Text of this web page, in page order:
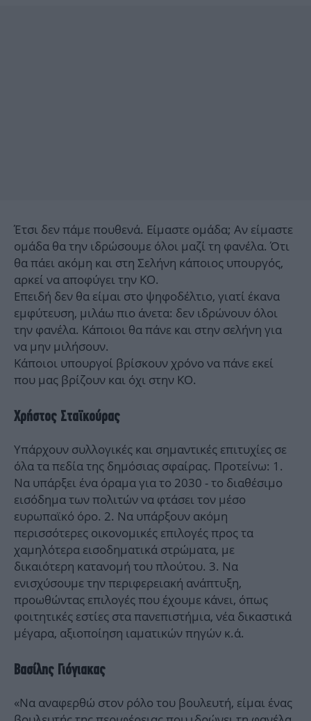
Έτσι δεν πάμε πουθενά. Είμαστε ομάδα; Αν είμαστε
ομάδα θα την ιδρώσουμε όλοι μαζί τη φανέλα. Ότι
θα πάει ακόμη και στη Σελήνη κάποιος υπουργός,
αρκεί να αποφύγει την ΚΟ.
Επειδή δεν θα είμαι στο ψηφοδέλτιο, γιατί έκανα
εμφύτευση, μιλάω πιο άνετα: δεν ιδρώνουν όλοι
την φανέλα. Κάποιοι θα πάνε και στην σελήνη για
να μην μιλήσουν.
Κάποιοι υπουργοί βρίσκουν χρόνο να πάνε εκεί
που μας βρίζουν και όχι στην ΚΟ.
Χρήστος Σταϊκούρας
Υπάρχουν συλλογικές και σημαντικές επιτυχίες σε
όλα τα πεδία της δημόσιας σφαίρας. Προτείνω: 1.
Να υπάρξει ένα όραμα για το 2030 - το διαθέσιμο
εισόδημα των πολιτών να φτάσει τον μέσο
ευρωπαϊκό όρο. 2. Να υπάρξουν ακόμη
περισσότερες οικονομικές επιλογές προς τα
χαμηλότερα εισοδηματικά στρώματα, με
δικαιότερη κατανομή του πλούτου. 3. Να
ενισχύσουμε την περιφερειακή ανάπτυξη,
προωθώντας επιλογές που έχουμε κάνει, όπως
φοιτητικές εστίες στα πανεπιστήμια, νέα δικαστικά
μέγαρα, αξιοποίηση ιαματικών πηγών κ.ά.
Βασίλης Γιόγιακας
«Να αναφερθώ στον ρόλο του βουλευτή, είμαι ένας